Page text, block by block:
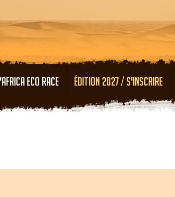
ECO RACE ÉDITION 2027 / S'INSCRIRE